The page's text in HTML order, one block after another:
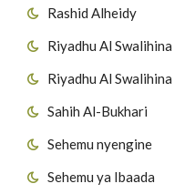
Rashid Alheidy
Riyadhu Al Swalihina
Riyadhu Al Swalihina
Sahih Al-Bukhari
Sehemu nyengine
Sehemu ya Ibaada